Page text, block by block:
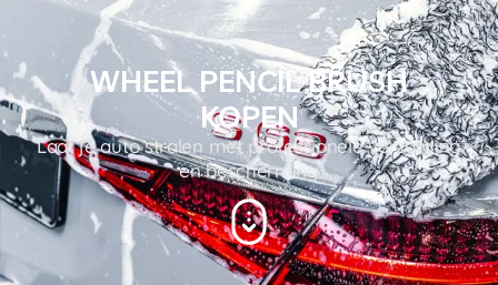
WHEEL PENCIL BRUSH
KOPEN
Laat je auto stralen met professionele verzorging
en bescherming